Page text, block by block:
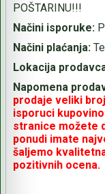
POŠTARINU!!!
Načini isporuke:
Načini plaćanja:
Lokacija
Napomena
prodaje veliki
isporuci
stranice možete
ponudi imate
šaljemo
pozitivnih ocena.